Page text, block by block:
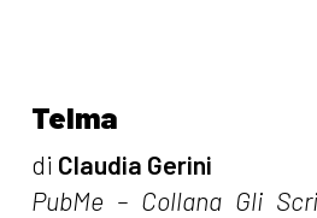
Telma
di Claudia Gerini
PubMe – Collana Gli